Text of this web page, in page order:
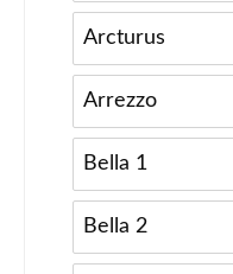
Arcturus
Arrezzo
Bella 1
Bella 2